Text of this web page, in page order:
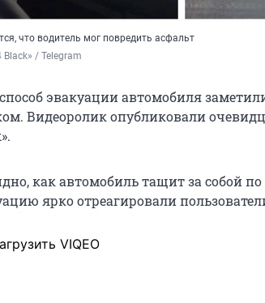
что водитель мог повредить асфальт
Black» / Telegram
эвакуации автомобиля
Видеоролик опубликовали
как автомобиль тащит за собой по
ярко отреагировали
VIQEO